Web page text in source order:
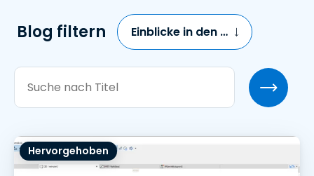
Blog filtern Einblicke in den Fernzugriff
Hervorgehoben